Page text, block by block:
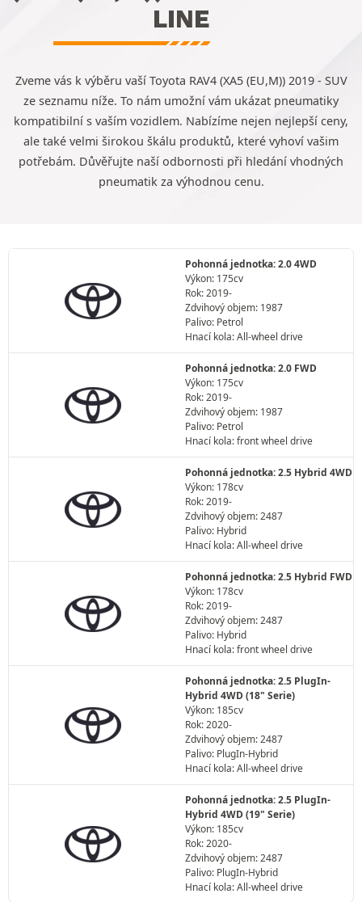
LINE
Zveme vás k výběru vaší Toyota RAV4 (XA5 (EU,M)) 2019 - SUV
ze seznamu níže. To nám umožní vám ukázat pneumatiky
kompatibilní s vaším vozidlem. Nabízíme nejen nejlepší ceny,
ale také velmi širokou škálu produktů, které vyhoví vašim
potřebám. Důvěřujte naší odbornosti při hledání vhodných
pneumatik za výhodnou cenu.
Pohonná jednotka: 2.0 4WD
Výkon: 175cv
Rok: 2019-
Zdvihový objem: 1987
Palivo: Petrol
Hnací kola: All-wheel drive
Pohonná jednotka: 2.0 FWD
Výkon: 175cv
Rok: 2019-
Zdvihový objem: 1987
Palivo: Petrol
Hnací kola: front wheel drive
Pohonná jednotka: 2.5 Hybrid 4WD
Výkon: 178cv
Rok: 2019-
Zdvihový objem: 2487
Palivo: Hybrid
Hnací kola: All-wheel drive
Pohonná jednotka: 2.5 Hybrid FWD
Výkon: 178cv
Rok: 2019-
Zdvihový objem: 2487
Palivo: Hybrid
Hnací kola: front wheel drive
Pohonná jednotka: 2.5 PlugIn-
Hybrid 4WD (18" Serie)
Výkon: 185cv
Rok: 2020-
Zdvihový objem: 2487
Palivo: PlugIn-Hybrid
Hnací kola: All-wheel drive
Pohonná jednotka: 2.5 PlugIn-
Hybrid 4WD (19" Serie)
Výkon: 185cv
Rok: 2020-
Zdvihový objem: 2487
Palivo: PlugIn-Hybrid
Hnací kola: All-wheel drive